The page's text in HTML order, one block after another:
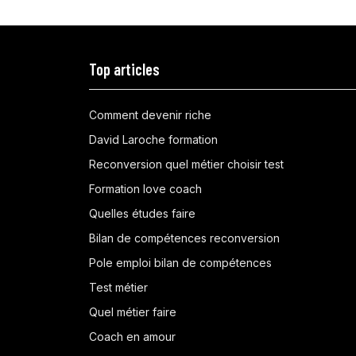
Top articles
Comment devenir riche
David Laroche formation
Reconversion quel métier choisir test
Formation love coach
Quelles études faire
Bilan de compétences reconversion
Pole emploi bilan de compétences
Test métier
Quel métier faire
Coach en amour